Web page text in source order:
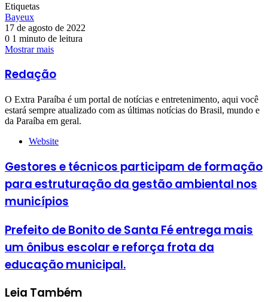
Etiquetas
Bayeux
17 de agosto de 2022
0 1 minuto de leitura
Mostrar mais
Redação
O Extra Paraíba é um portal de notícias e entretenimento, aqui você
estará sempre atualizado com as últimas notícias do Brasil, mundo e
da Paraíba em geral.
Website
Gestores e técnicos participam de formação
para estruturação da gestão ambiental nos
municípios
Prefeito de Bonito de Santa Fé entrega mais
um ônibus escolar e reforça frota da
educação municipal.
Leia Também